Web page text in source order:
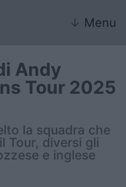
↓ Menu
Andy
Tour 2025
la squadra che
Tour, diversi gli
e inglese